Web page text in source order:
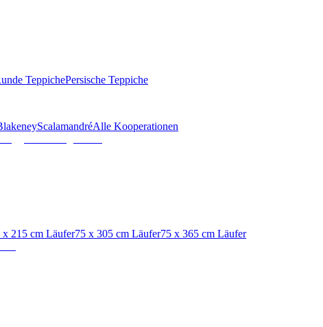
TeppichePersische Teppiche
ScalamandréAlle Kooperationen
x 215 cm Läufer75 x 305 cm Läufer75 x 365 cm Läufer